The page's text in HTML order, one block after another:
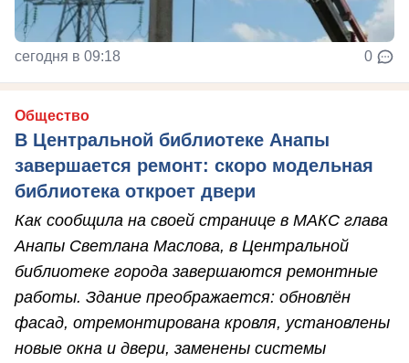
сегодня в 09:18 0
Общество
В Центральной библиотеке Анапы
завершается ремонт: скоро модельная
библиотека откроет двери
Как сообщила на своей странице в МАКС глава
Анапы Светлана Маслова, в Центральной
библиотеке города завершаются ремонтные
работы. Здание преображается: обновлён
фасад, отремонтирована кровля, установлены
новые окна и двери, заменены системы